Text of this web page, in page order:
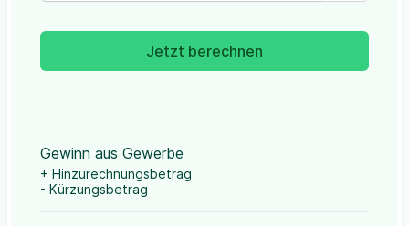
Jetzt berechnen
Gewinn aus Gewerbe
+ Hinzurechnungsbetrag
- Kürzungsbetrag